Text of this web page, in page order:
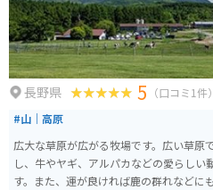
長野県 5 （口コミ1件）
#山｜高原
広大な草原が広がる牧場です。広い草原
し、牛やヤギ、アルパカなどの愛らしい
す。また、運が良ければ鹿の群れなどに